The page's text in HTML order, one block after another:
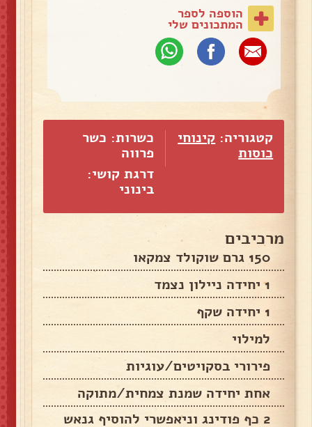
הוספה לספר
המתכונים שלי
קטגוריה: קינוחי
כוסות
כשרות: כשר
פרווה
דרגת קושי:
בינוני
מרכיבים
150 גרם שוקולד צמקאו
1 יחידה ניילון נצמד
1 יחידה שקף
למילוי
פירורי בסקויטים/עוגיות
אחת יחידה שמנת צמחית/מתוקה
2 כף פודינג וניאפשרי להוסיף גנאש